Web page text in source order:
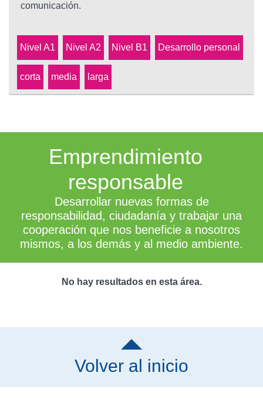
comunicación.
Nivel A1 Nivel A2 Nivel B1 Desarrollo personal
corta media larga
Emprendimiento
responsable
Desarrollar nuevas formas de
responsabilidad, ciudadanía y trabajar una
cooperación que nos beneficie a nosotros
mismos, a los demás y al medio ambiente.
No hay resultados en esta área.
Volver al inicio